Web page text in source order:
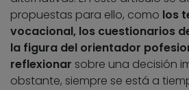
propuestas para ello, como los
vocacional, los cuestionarios
la figura del orientador
reflexionar sobre una decisión
obstante, siempre se está a